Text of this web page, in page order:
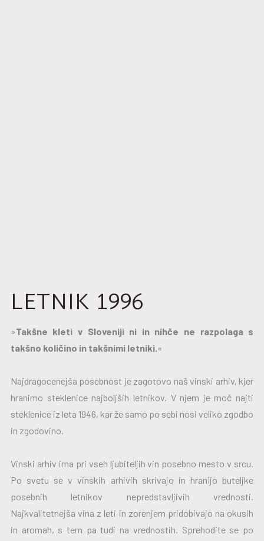
LETNIK 1996
»Takšne kleti v Sloveniji ni in nihče ne razpolaga s
takšno količino in takšnimi letniki.«
Najdragocenejša posebnost je zagotovo naš vinski arhiv, kjer
hranimo steklenice najboljših letnikov. V njem je moč najti
steklenice iz leta 1946, kar že samo po sebi nosi veliko zgodbo
in zgodovino.
Vinski arhiv ima pri vseh ljubiteljih vin posebno mesto v srcu.
Po svetu se v vinskih arhivih skrivajo in hranijo buteljke
posebnih letnikov nepredstavljivih vrednosti.
Najkvalitetnejša vina z leti in zorenjem pridobivajo na okusih
in aromah, s tem pa tudi na vrednostih. Sprehodite se po